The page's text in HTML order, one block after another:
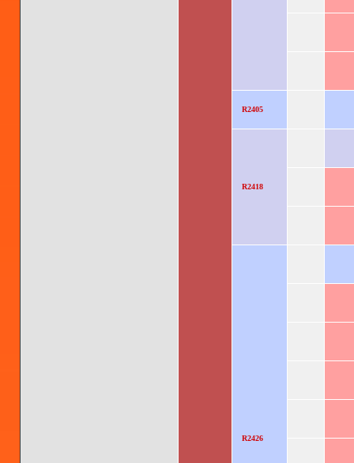
R2405
R2418
R2426